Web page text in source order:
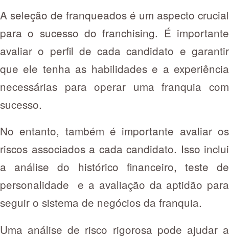
A seleção de franqueados é um aspecto crucial
para o sucesso do franchising. É importante
avaliar o perfil de cada candidato e garantir
que ele tenha as habilidades e a experiência
necessárias para operar uma franquia com
sucesso.
No entanto, também é importante avaliar os
riscos associados a cada candidato. Isso inclui
a análise do histórico financeiro, teste de
personalidade e a avaliação da aptidão para
seguir o sistema de negócios da franquia.
Uma análise de risco rigorosa pode ajudar a